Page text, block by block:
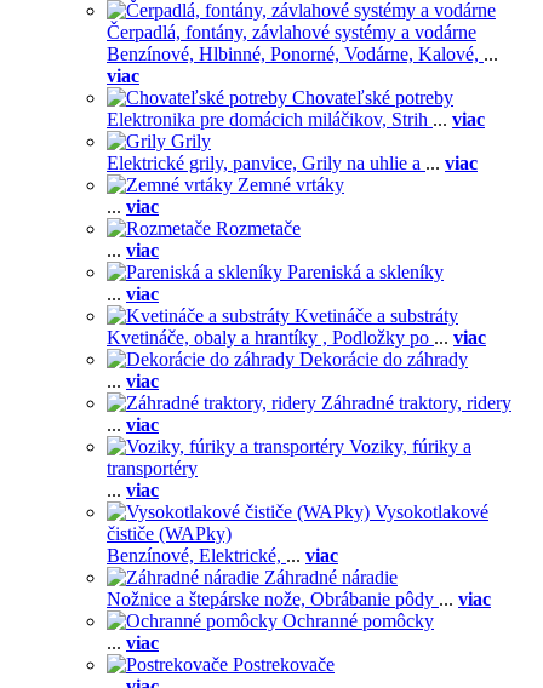
Čerpadlá, fontány, závlahové systémy a vodárne
Benzínové, Hlbinné, Ponorné, Vodárne, Kalové, ...
viac
Chovateľské potreby
Elektronika pre domácich miláčikov, Strih ... viac
Grily
Elektrické grily, panvice, Grily na uhlie a ... viac
Zemné vrtáky
... viac
Rozmetače
... viac
Pareniská a skleníky
... viac
Kvetináče a substráty
Kvetináče, obaly a hrantíky , Podložky po ... viac
Dekorácie do záhrady
... viac
Záhradné traktory, ridery
... viac
Voziky, fúriky a
transportéry
... viac
Vysokotlakové
čističe (WAPky)
Benzínové, Elektrické, ... viac
Záhradné náradie
Nožnice a štepárske nože, Obrábanie pôdy ... viac
Ochranné pomôcky
... viac
Postrekovače